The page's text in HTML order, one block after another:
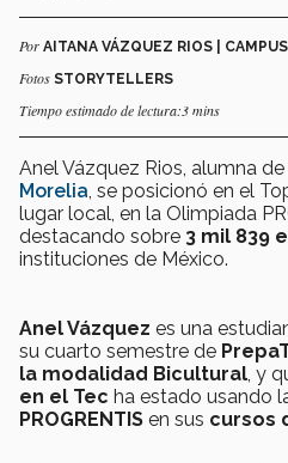
Por AITANA VÁZQUEZ RIOS |
Fotos STORYTELLERS
Tiempo estimado de lectura:3 mins
Anel Vázquez Rios, alumna de
Morelia , se posicionó en el
lugar local, en la Olimpiada
destacando sobre 3 mil 839
instituciones de México.
Anel Vázquez es una
su cuarto semestre de
la modalidad Bicultural , y
en el Tec ha estado usando
PROGRENTIS en sus cursos